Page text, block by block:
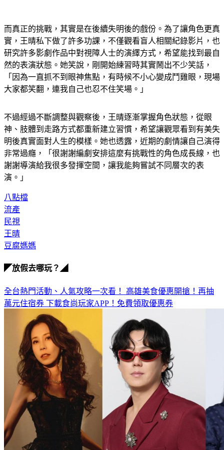
而真正的挑戰，其實是在後續失明後的戲份。為了讓角色更真
實，王晴私下做了許多功課，不僅觀看盲人相關紀錄影片，也
研究許多影劇作品中對視障人士的演繹方式，希望能找到最自
然的表演狀態。她笑說，剛開始練習時其實鬧出不少笑話，
「因為一直抓不到眼神焦點，有時候不小心變成鬥雞眼，現場
不過經過不斷調整與觀察後，王晴逐漸掌握角色狀態，從眼
神、肢體到走路方式都重新建立習慣，希望讓觀眾看到有美失
明後真實面對人生的模樣。她也透露，近期的劇情讓自己演得
非常過癮，「很謝謝編劇安排這麼有挑戰性的角色成長線，也
謝謝導演給我很多發揮空間，讓我能夠嘗試不同層次的表
八點檔
流產
民視
王晴
全台熱門活動、人氣攻略一次看！高雄美食優惠開搶！再抽
萬元住宿券下載食尚玩家APP！免費領取優惠券